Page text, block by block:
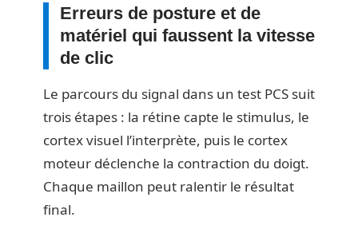
Erreurs de posture et de
matériel qui faussent la vitesse
de clic
Le parcours du signal dans un test PCS suit
trois étapes : la rétine capte le stimulus, le
cortex visuel l’interprète, puis le cortex
moteur déclenche la contraction du doigt.
Chaque maillon peut ralentir le résultat
final.